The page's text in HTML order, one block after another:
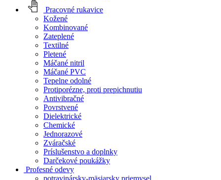
Pracovné rukavice
Kožené
Kombinované
Zateplené
Textilné
Pletené
Máčané nitril
Máčané PVC
Tepelne odolné
Protiporézne, proti prepichnutiu
Antivibračné
Povrstvené
Dielektrické
Chemické
Jednorazové
Zváračské
Príslušenstvo a doplnky
Darčekové poukážky
Profesné odevy